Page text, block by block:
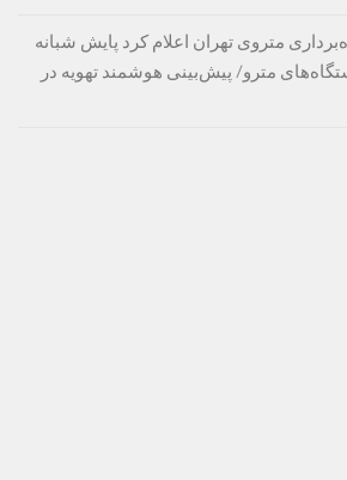
متروی تهران اعلام کرد پایش شبانه
مترو/ پیش‌بینی هوشمند تهویه در